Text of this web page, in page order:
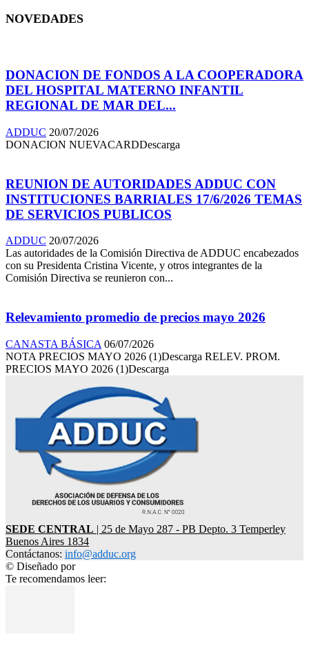
NOVEDADES
DONACION DE FONDOS A LA COOPERADORA
DEL HOSPITAL MATERNO INFANTIL
REGIONAL DE MAR DEL...
ADDUC 20/07/2026
DONACION NUEVACARDDescarga
REUNION DE AUTORIDADES ADDUC CON
INSTITUCIONES BARRIALES 17/6/2026 TEMAS
DE SERVICIOS PUBLICOS
ADDUC 20/07/2026
Las autoridades de la Comisión Directiva de ADDUC encabezados
con su Presidenta Cristina Vicente, y otros integrantes de la
Comisión Directiva se reunieron con...
Relevamiento promedio de precios mayo 2026
CANASTA BÁSICA 06/07/2026
NOTA PRECIOS MAYO 2026 (1)Descarga RELEV. PROM.
PRECIOS MAYO 2026 (1)Descarga
SEDE CENTRAL | 25 de Mayo 287 - PB Depto. 3 Temperley
Buenos Aires 1834
Contáctanos: info@adduc.org
© Diseñado por
Te recomendamos leer: